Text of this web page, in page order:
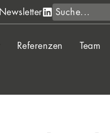
Newsletter Suche
Referenzen Team